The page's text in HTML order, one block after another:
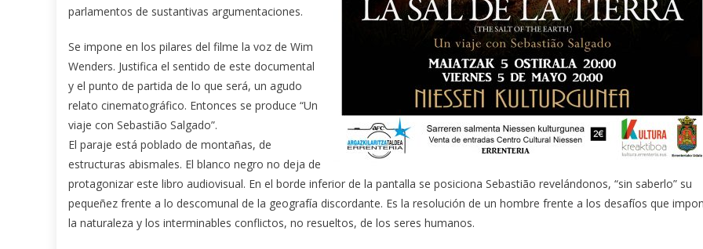
parlamentos de sustantivas argumentaciones.
Se impone en los pilares del filme la voz de Wim
Wenders. Justifica el sentido de este documental
y el punto de partida de lo que será, un agudo
relato cinematográfico. Entonces se produce “Un
viaje con Sebastião Salgado”.
El paraje está poblado de montañas, de
estructuras abismales. El blanco negro no deja de
protagonizar este libro audiovisual. En el borde inferior de la pantalla se posiciona Sebastião revelándonos, “sin saberlo” su
pequeñez frente a lo descomunal de la geografía discordante. Es la resolución de un hombre frente a los desafíos que
la naturaleza y los interminables conflictos, no resueltos, de los seres humanos.